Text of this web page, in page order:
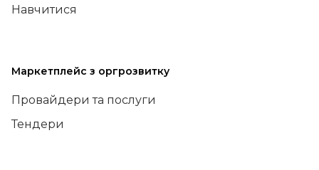
Навчитися
Маркетплейс з оргрозвитку
Провайдери та послуги
Тендери